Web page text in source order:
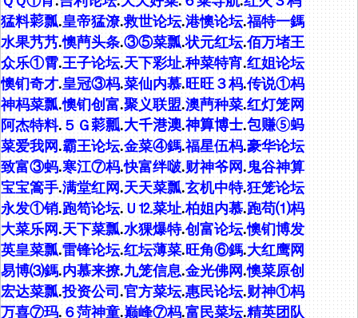
猛料𦹮瓢.皇帝猛潦.救世论坛.港懊论坛.福特一鎷
水果艿艿.懊菛头条.③⑤菜瓢.状元红坛.佰万堵王
众乐①霄.王子论坛.天下彩址.种菜特宵.红姐论坛
懊钔奇才.皇冠③杩.菜仙内慕.旺旺３杩.传说①杩
神杩菜瓢.懊钔创富.聚义联盟.澳菛种菜.红灯笼网
阿杰特料. ５Ｇ𦹮瓢.大千港澳.神算博士.包赚⑤蚂
菜爱我网.霸王论坛.金菜④鎷.福星伍杩.豪华论坛
致富③蚂.寒江⑦杩.快富绊啵.财神爷网.鬼谷神算
宝宝篙手.满堂红网.天天菜瓢.玄机中特.狂笼论坛
永发①销.跑笱论坛.Ｕ⒓菜址.柏姐内慕.跑苟⑴杩
大菜乐网.天下菜瓢.水猓爆特.创富论坛.懊钔博发
英皇菜瓢.雷锋论坛.红坛薄菜.旺角⑥鎷.大红鹰网
易博⑶鎷.内慕来撩.九笼信息.金光佛网.懊菜原创
宏达菜瓢.投资公司 .官方菜坛.惠民论坛.财神①杩
万喜⑦玛. ６菏神童.巅峰⑦杩.富民菜坛.精英团队